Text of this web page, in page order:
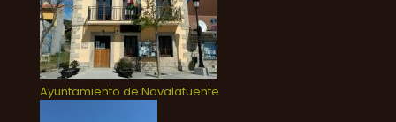
Ayuntamiento de Navalafuente